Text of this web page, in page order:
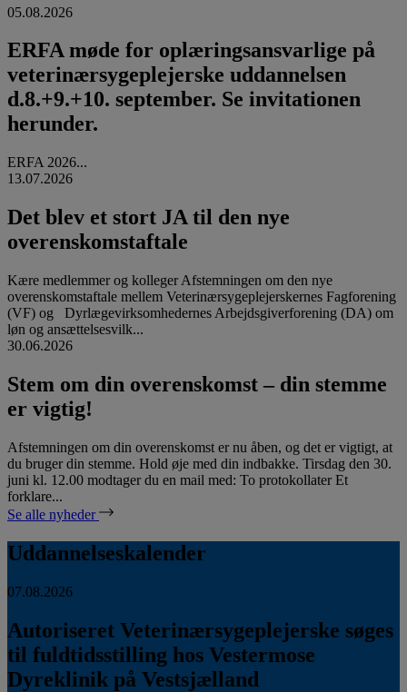
05.08.2026
ERFA møde for oplæringsansvarlige på
veterinærsygeplejerske uddannelsen
d.8.+9.+10. september. Se invitationen
herunder.
ERFA 2026...
13.07.2026
Det blev et stort JA til den nye
overenskomstaftale
Kære medlemmer og kolleger Afstemningen om den nye
overenskomstaftale mellem Veterinærsygeplejerskernes Fagforening
(VF) og Dyrlægevirksomhedernes Arbejdsgiverforening (DA) om
løn og ansættelsesvilk...
30.06.2026
Stem om din overenskomst – din stemme
er vigtig!
Afstemningen om din overenskomst er nu åben, og det er vigtigt, at
du bruger din stemme. Hold øje med din indbakke. Tirsdag den 30.
juni kl. 12.00 modtager du en mail med: To protokollater Et
forklare...
Se alle nyheder
Uddannelseskalender
07.08.2026
Autoriseret Veterinærsygeplejerske søges
til fuldtidsstilling hos Vestermose
Dyreklinik på Vestsjælland